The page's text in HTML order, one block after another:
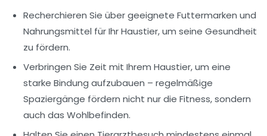
Recherchieren Sie über geeignete Futtermarken und
Nahrungsmittel für Ihr Haustier, um seine Gesundheit
zu fördern.
Verbringen Sie Zeit mit Ihrem Haustier, um eine
starke Bindung aufzubauen – regelmäßige
Spaziergänge fördern nicht nur die Fitness, sondern
auch das Wohlbefinden.